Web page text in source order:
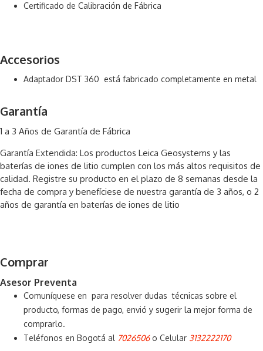
Certificado de Calibración de Fábrica
Accesorios
Adaptador DST 360 está fabricado completamente en metal
Garantía
1 a 3 Años de Garantía de Fábrica
Garantía Extendida: Los productos Leica Geosystems y las
baterías de iones de litio cumplen con los más altos requisitos de
calidad. Registre su producto en el plazo de 8 semanas desde la
fecha de compra y benefíciese de nuestra garantía de 3 años, o 2
años de garantía en baterías de iones de litio
Comprar
Asesor Preventa
Comuníquese en para resolver dudas técnicas sobre el
producto, formas de pago, envió y sugerir la mejor forma de
comprarlo.
Teléfonos en Bogotá al 7026506o Celular 3132222170